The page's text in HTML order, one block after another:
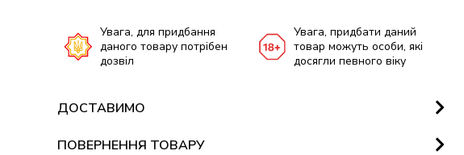
Увага, для придбання
даного товару потрібен
дозвіл
Увага, придбати даний
товар можуть особи, які
досягли певного віку
ДОСТАВИМО
ПОВЕРНЕННЯ ТОВАРУ